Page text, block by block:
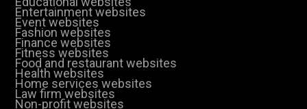
Entertainment websites
Event websites
Fashion websites
Finance websites
Fitness websites
Food and restaurant websites
Health websites
Home services websites
Law firm websites
Non-profit websites